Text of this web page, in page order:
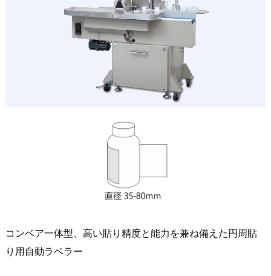
コンベア一体型、高い貼り精度と能力を兼ね備えた円周貼
り用自動ラベラー